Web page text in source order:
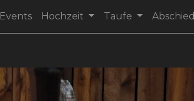
Events Hochzeit Taufe Abschied